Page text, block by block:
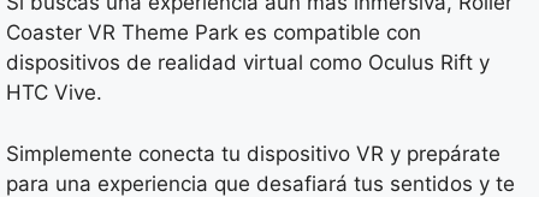
Coaster VR Theme Park es compatible con
dispositivos de realidad virtual como Oculus Rift y
HTC Vive.
Simplemente conecta tu dispositivo VR y prepárate
para una experiencia que desafiará tus sentidos y te